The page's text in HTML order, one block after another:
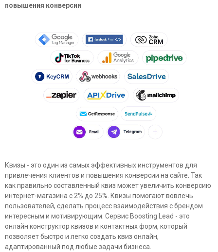
повышения конверсии
Квизы - это один из самых эффективных инструментов для
привлечения клиентов и повышения конверсии на сайте. Так
как правильно составленный квиз может увеличить конверсию
интернет-магазина с 2% до 25%. Квизы помогают вовлечь
пользователей, сделать процесс взаимодействия с брендом
интересным и мотивирующим. Сервис Boosting Lead - это
онлайн конструктор квизов и контактных форм, который
позволяет быстро и легко создать квиз онлайн,
адаптированный под любые задачи бизнеса.